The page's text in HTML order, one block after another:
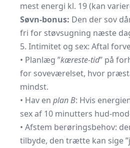
mest energi kl. 19 (kan
Søvn-bonus: Den der sov
fri for støvsugning næste
5. Intimitet og sex: Aftal
• Planlæg ”kæreste-tid” på
for soveværelset, hvor
mindst.
• Hav en plan B: Hvis
sex af 10 minutters hud-
• Afstem berøringsbehov:
tilbyde, den trætte kan sige